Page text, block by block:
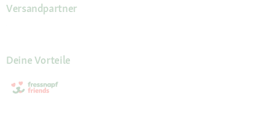
Versandpartner
Deine Vorteile